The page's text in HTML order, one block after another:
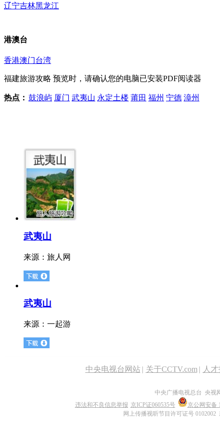
辽宁吉林黑龙江
港澳台
香港澳门台湾
福建旅游攻略 预览时，请确认您的电脑已安装PDF阅读器
热点： 鼓浪屿 厦门 武夷山 永定土楼 莆田 福州 宁德 漳州
武夷山
来源： 旅人网
武夷山
来源： 一起游
中央电视台网站 | 关于CCTV.com | 人
中央广播电视总台 央视
违法和不良信息举报 京ICP证060535号
京公网安备
网上传播视听节目许可证号 0102002